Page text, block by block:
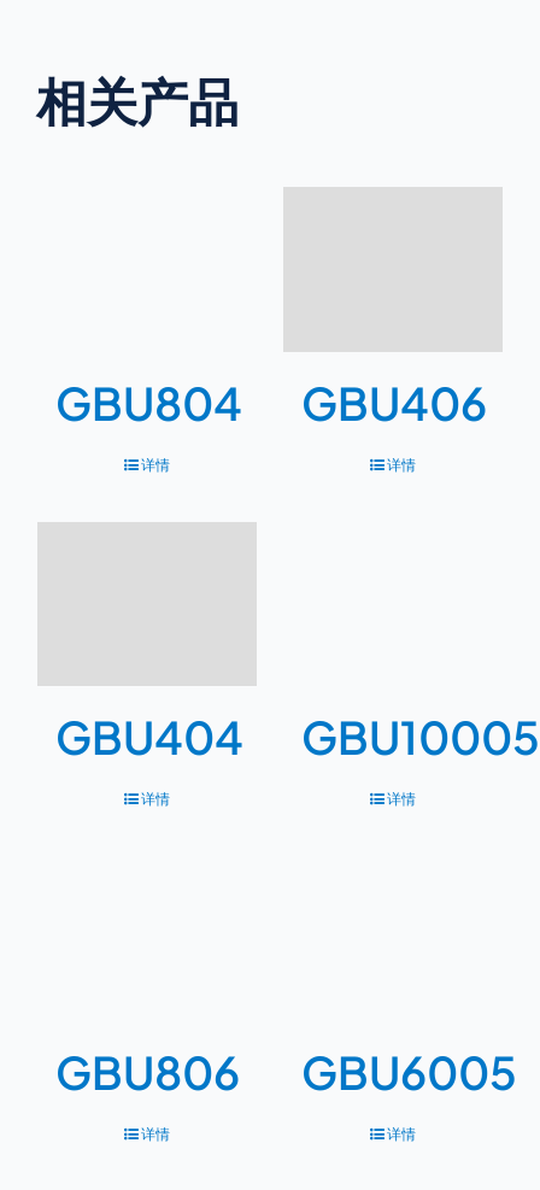
相关产品
GBU804
详情
GBU406
详情
GBU404
详情
GBU10005
详情
GBU806
详情
GBU6005
详情